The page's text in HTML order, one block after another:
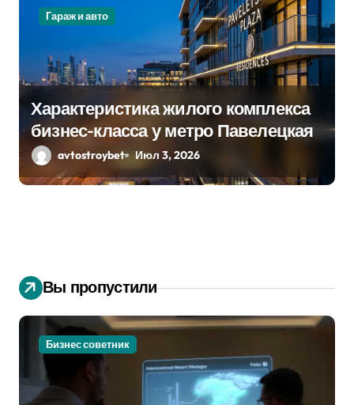
Гараж и авто
Характеристика жилого комплекса
бизнес-класса у метро Павелецкая
avtostroybet Июл 3, 2026
Вы пропустили
Бизнес советник